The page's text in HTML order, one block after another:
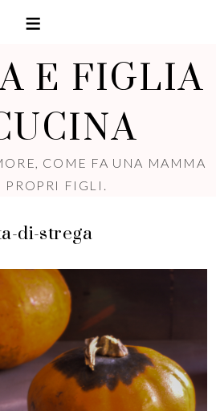
E FIGLIA
COME FA UNA MAMMA
PROPRI FIGLI.
di-strega